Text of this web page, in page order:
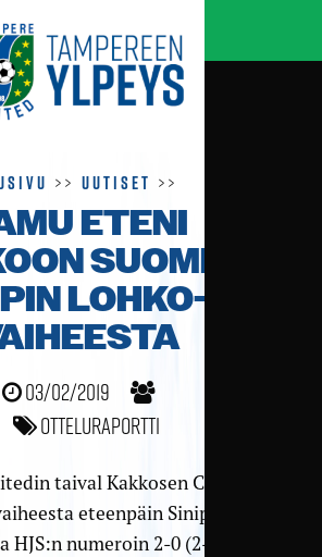
>>Uutiset >>
ETENI
SUOMEN
LOHKO­
03/02/2019
Otteluraportti
taival Kakkosen Cupissa
eteenpäin Sinipaitojen
numeroin 2-0 (2-0)